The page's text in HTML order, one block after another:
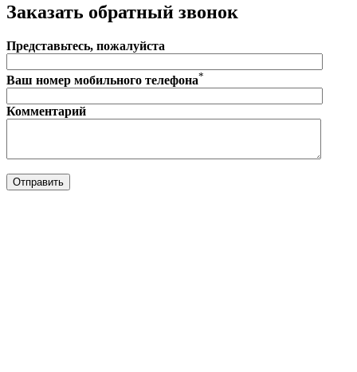
Заказать обратный звонок
Представьтесь, пожалуйста
Ваш номер мобильного телефона*
Комментарий